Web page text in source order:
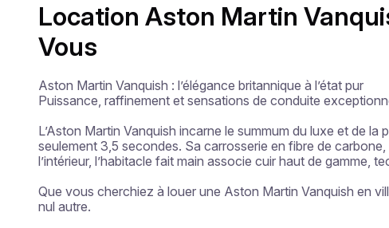
Location Aston Martin
Vous
Aston Martin Vanquish : l’élégance britannique à l’état pur
Puissance, raffinement et sensations de conduite
L’Aston Martin Vanquish incarne le summum du luxe et de
seulement 3,5 secondes. Sa carrosserie en fibre de
l’intérieur, l’habitacle fait main associe cuir haut de
Que vous cherchiez à louer une Aston Martin Vanquish en
nul autre.